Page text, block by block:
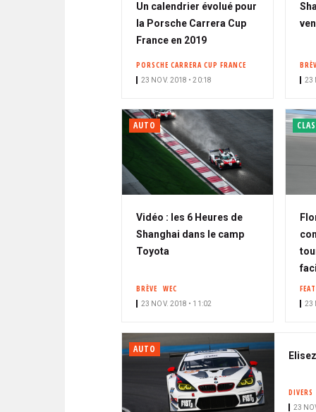
Un calendrier évolué pour
la Porsche Carrera Cup
France en 2019
PORSCHE CARRERA CUP FRANCE
23 NOV. 2018 • 20:18 23
AUTO
Vidéo : les 6 Heures de
Shanghai dans le camp
Toyota
BRÈVE WEC
23 NOV. 2018 • 11:02 23
AUTO
DIVERS
23